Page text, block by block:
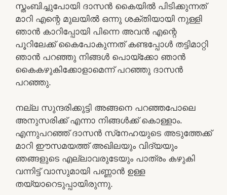
സ്തംബിച്ചുപോയി ദാസന്‍ കൈയില്‍ പിടിക്കുന്നത്
മാറി എന്റെ മുലയില്‍ ഒന്നു ശക്തിയായി നുള്ളി
ഞാന്‍ കാറിപ്പോയി പിന്നെ അവന്‍ എന്റെ
പൂറിലേക്ക് കൈപോകുന്നത് കണ്ടപ്പോള്‍ തട്ടിമാറ്റി
ഞാന്‍ പറഞ്ഞു നിങ്ങള്‍ പൊയ്‌ക്കോ ഞാന്‍
കൈകഴുകിക്കോളാമെന്ന് പറഞ്ഞു ദാസന്‍
പറഞ്ഞു.
നല്ല സുന്ദരിക്കുട്ടി അങ്ങനെ പറഞ്ഞപോലെ
അനുസരിക്ക് എന്നാ നിങ്ങള്‍ക്ക് കൊള്ളാം.
എന്നുപറഞ്ഞ് ദാസന്‍ സ്‌നേഹയുടെ അടുത്തേക്ക്
മാറി ഈസമയത്ത് അഖിലയും വിദ്യയും
ഞങ്ങളുടെ എല്ലാവരുടേയും പാത്രം കഴുകി
വന്നിട്ട് വാസുമായി പണ്ണാന്‍ ഉള്ള
തയ്യാറെടുപ്പായിരുന്നു.